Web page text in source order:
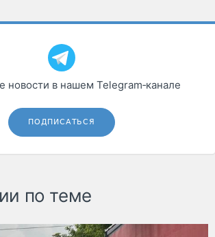
новости в нашем Telegram‑канале
ПОДПИСАТЬСЯ
по теме